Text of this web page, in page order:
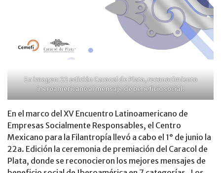
En imagen: 22 edición Caracol de Plata, reconocimiento
ineroamericano al mensaje de beneficio social.
En el marco del XV Encuentro Latinoamericano de
Empresas Socialmente Responsables, el Centro
Mexicano para la Filantropía llevó a cabo el 1° de junio la
22a. Edición la ceremonia de premiación del Caracol de
Plata, donde se reconocieron los mejores mensajes de